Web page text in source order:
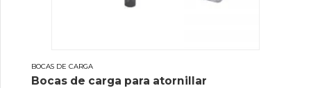
BOCAS DE CARGA
Bocas de carga para atornillar